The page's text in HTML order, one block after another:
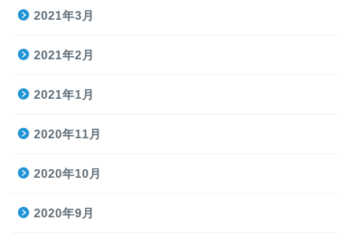
2021年3月
2021年2月
2021年1月
2020年11月
2020年10月
2020年9月